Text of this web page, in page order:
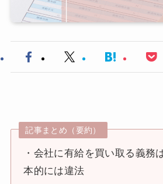
記事まとめ（要約）
・会社に有給を買い取る義務
本的には違法